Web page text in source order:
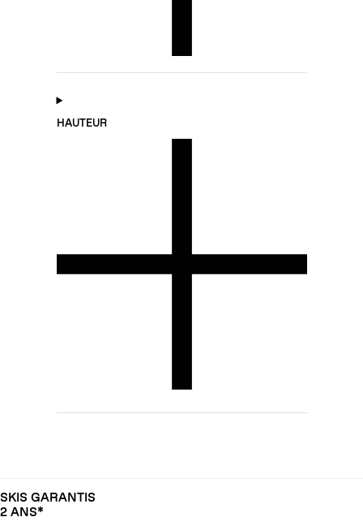
HAUTEUR
SKIS GARANTIS
2 ANS*